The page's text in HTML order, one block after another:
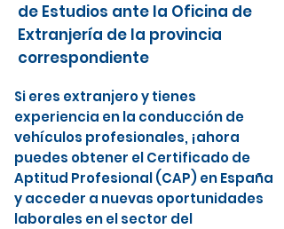
de Estudios ante la Oficina de
Extranjería de la provincia
correspondiente
Si eres extranjero y tienes
experiencia en la conducción de
vehículos profesionales, ¡ahora
puedes obtener el Certificado de
Aptitud Profesional (CAP) en España
y acceder a nuevas oportunidades
laborales en el sector del